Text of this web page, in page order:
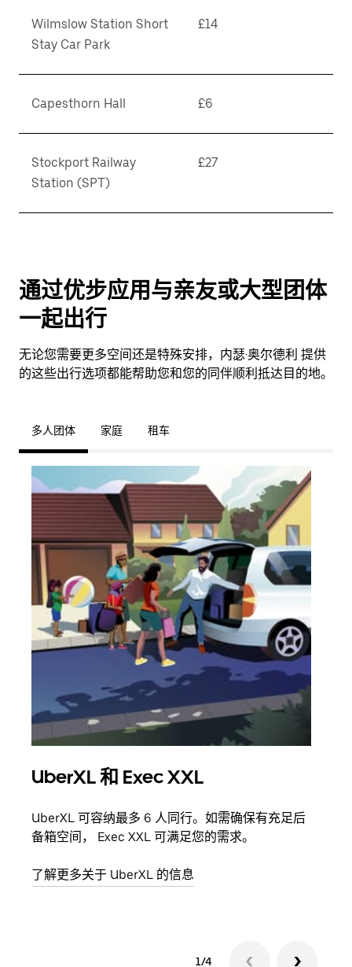
Wilmslow Station Short
Stay Car Park
£14
Capesthorn Hall £6
Stockport Railway
Station (SPT)
£27
通过优步应用与亲友或大型团体
一起出行
无论您需要更多空间还是特殊安排，内瑟·奥尔德利 提供
的这些出行选项都能帮助您和您的同伴顺利抵达目的地。
多人团体 家庭 租车
UberXL 和 Exec XXL
UberXL 可容纳最多 6 人同行。如需确保有充足后
备箱空间， Exec XXL 可满足您的需求。
了解更多关于 UberXL 的信息
1/4